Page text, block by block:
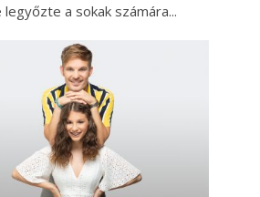
a sokak számára...